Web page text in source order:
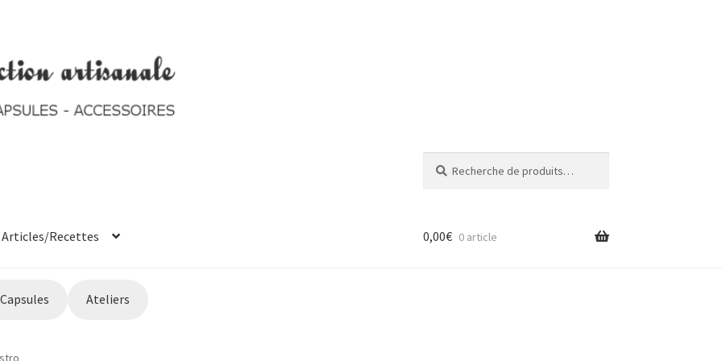
pour :
Articles/Recettes 0,00€ 0 article
Capsules Ateliers